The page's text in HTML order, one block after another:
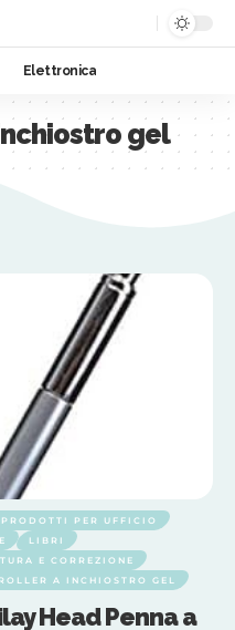
Elettronica
gel
PER UFFICIO
LIBRI
E CORREZIONE
A INCHIOSTRO GEL
Head Penna a